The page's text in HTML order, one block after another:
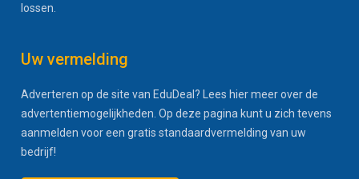
lossen.
Uw vermelding
Adverteren op de site van EduDeal? Lees hier meer over de
advertentiemogelijkheden. Op deze pagina kunt u zich tevens
aanmelden voor een gratis standaardvermelding van uw
bedrijf!